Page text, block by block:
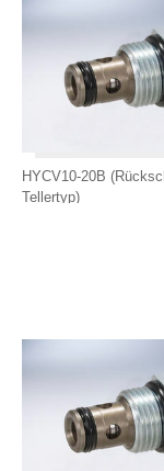
HYCV10-20B
Tellertyp)